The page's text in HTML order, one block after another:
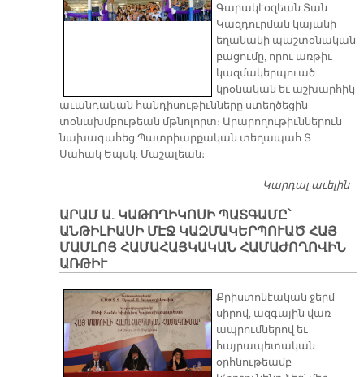
Գարակէօզեան Տան
Կազդուրման կայանի
եղանակի պաշտօնական
բացումը, որու առթիւ
կազմակերպուած
կրօնական եւ աշխարհիկ
աւանդական հանդիսութիւնները ստեղծեցին
տօնախմբութեան մթնոլորտ։ Արարողութիւններուն
նախագահեց Պատրիարքական տեղապահ Տ.
Սահակ Եպսկ. Մաշալեան։
Կարդալ աւելին
ԱՐԱՄ Ա. ԿԱԹՈՂԻԿՈՍԻ ՊԱՏԳԱՄԸ՝
ԱՆԹԻԼԻԱՍԻ ՄԷՋ ԿԱԶՄԱԿԵՐՊՈՒԱԾ ՀԱՅ
ՄԱՄԼՈՅ ՀԱՄԱՀԱՅԿԱԿԱՆ ՀԱՄԱԺՈՂՈՎԻՆ
ԱՌԹԻՒ
Քրիստոնէական ջերմ
սիրով, ազգային վառ
ապրումներով եւ
հայրապետական
օրհնութեամբ